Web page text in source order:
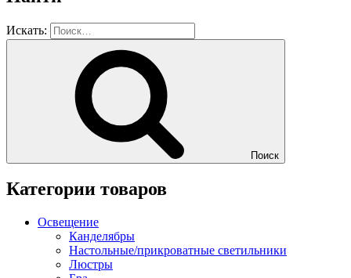
Искать:
Поиск
Категории товаров
Освещение
Канделябры
Настольные/прикроватные светильники
Люстры